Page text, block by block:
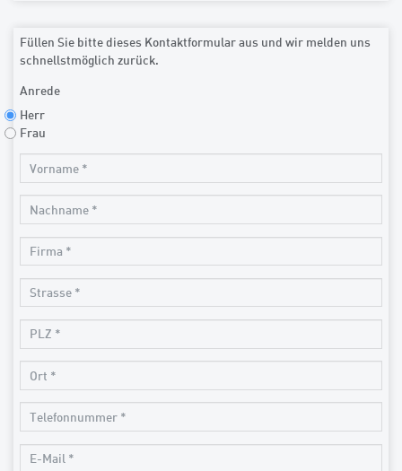
Füllen Sie bitte dieses Kontaktformular aus und wir melden uns
schnellstmöglich zurück.
Anrede
Herr
Frau